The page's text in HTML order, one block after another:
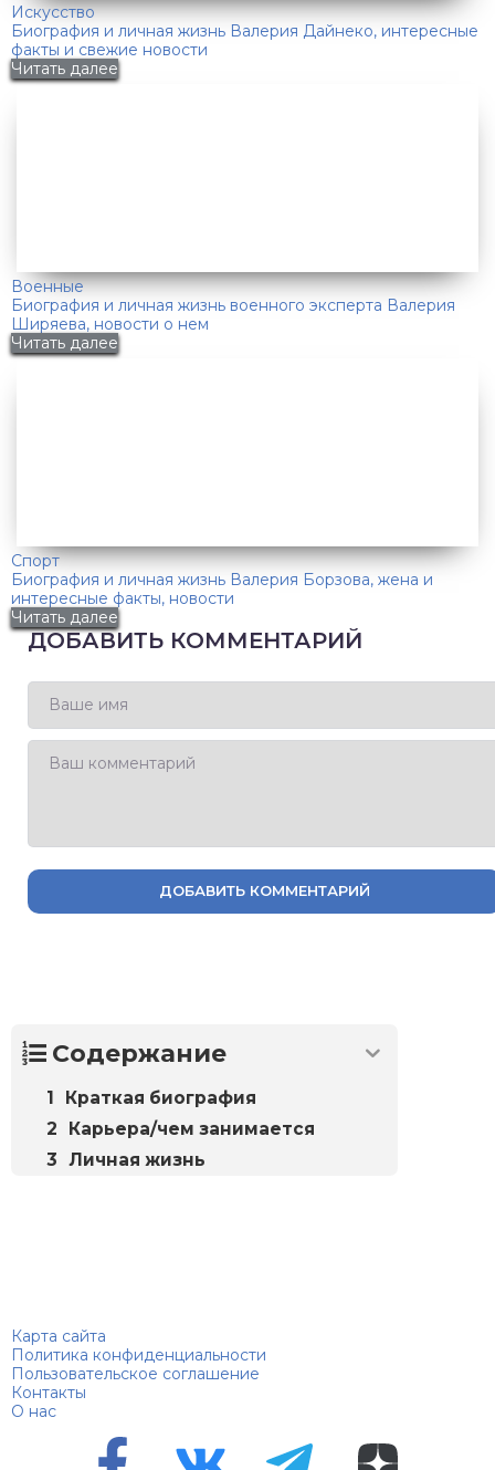
Искусство
Биография и личная жизнь Валерия Дайнеко, интересные
факты и свежие новости
Читать далее
Военные
Биография и личная жизнь военного эксперта Валерия
Ширяева, новости о нем
Читать далее
Спорт
Биография и личная жизнь Валерия Борзова, жена и
интересные факты, новости
Читать далее
ДОБАВИТЬ КОММЕНТАРИЙ
ДОБАВИТЬ КОММЕНТАРИЙ
Содержание
Краткая биография
Карьера/чем занимается
Личная жизнь
Карта сайта
Политика конфиденциальности
Пользовательское соглашение
Контакты
О нас